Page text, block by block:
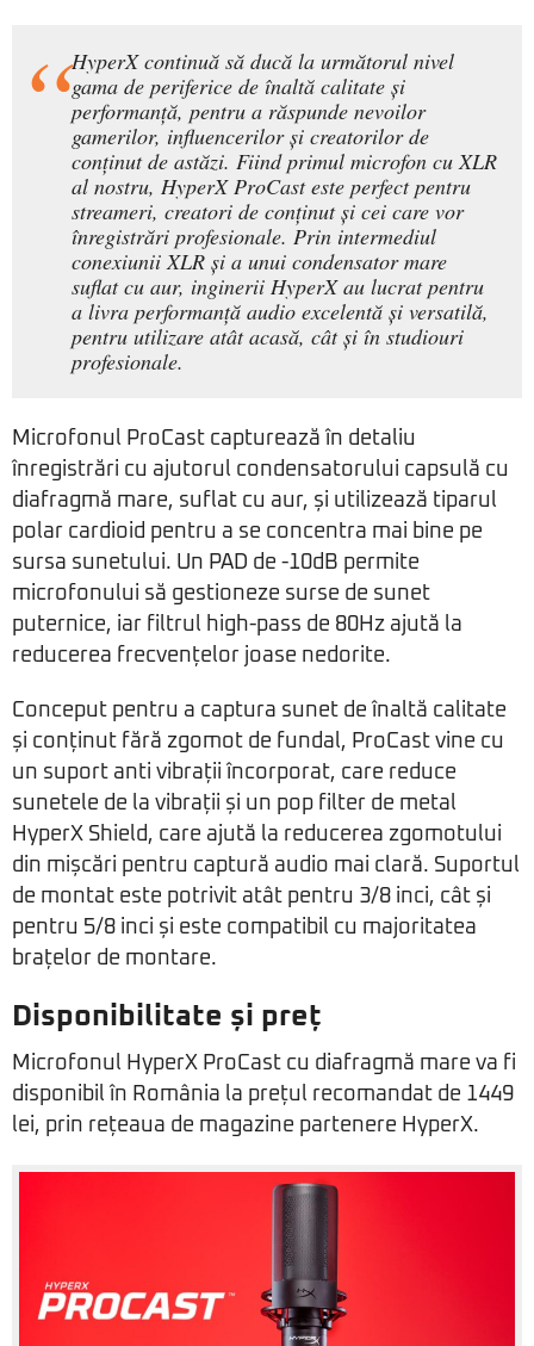
HyperX continuă să ducă la următorul nivel
gama de periferice de înaltă calitate și
performanță, pentru a răspunde nevoilor
gamerilor, influencerilor și creatorilor de
conținut de astăzi. Fiind primul microfon cu XLR
al nostru, HyperX ProCast este perfect pentru
streameri, creatori de conținut și cei care vor
înregistrări profesionale. Prin intermediul
conexiunii XLR și a unui condensator mare
suflat cu aur, inginerii HyperX au lucrat pentru
a livra performanță audio excelentă și versatilă,
pentru utilizare atât acasă, cât și în studiouri
profesionale.
Microfonul ProCast capturează în detaliu
înregistrări cu ajutorul condensatorului capsulă cu
diafragmă mare, suflat cu aur, și utilizează tiparul
polar cardioid pentru a se concentra mai bine pe
sursa sunetului. Un PAD de -10dB permite
microfonului să gestioneze surse de sunet
puternice, iar filtrul high-pass de 80Hz ajută la
reducerea frecvențelor joase nedorite.
Conceput pentru a captura sunet de înaltă calitate
și conținut fără zgomot de fundal, ProCast vine cu
un suport anti vibrații încorporat, care reduce
sunetele de la vibrații și un pop filter de metal
HyperX Shield, care ajută la reducerea zgomotului
din mișcări pentru captură audio mai clară. Suportul
de montat este potrivit atât pentru 3/8 inci, cât și
pentru 5/8 inci și este compatibil cu majoritatea
brațelor de montare.
Disponibilitate și preț
Microfonul HyperX ProCast cu diafragmă mare va fi
disponibil în România la prețul recomandat de 1449
lei, prin rețeaua de magazine partenere HyperX.